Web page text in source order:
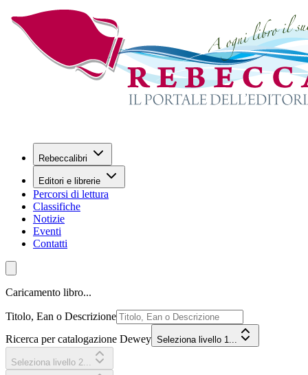
Rebeccalibri
Editori e librerie
Percorsi di lettura
Classifiche
Notizie
Eventi
Contatti
Caricamento libro...
Titolo, Ean o Descrizione
Ricerca per catalogazione Dewey Seleziona livello 1...
Seleziona livello 2...